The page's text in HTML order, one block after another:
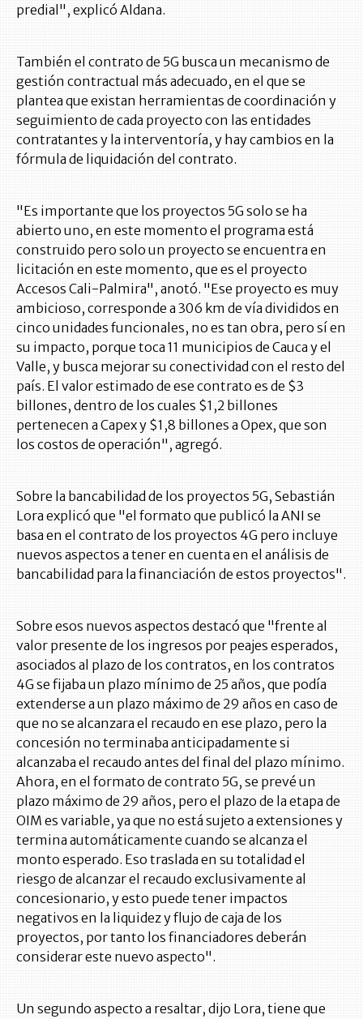
predial", explicó Aldana.
También el contrato de 5G busca un mecanismo de
gestión contractual más adecuado, en el que se
plantea que existan herramientas de coordinación y
seguimiento de cada proyecto con las entidades
contratantes y la interventoría, y hay cambios en la
fórmula de liquidación del contrato.
"Es importante que los proyectos 5G solo se ha
abierto uno, en este momento el programa está
construido pero solo un proyecto se encuentra en
licitación en este momento, que es el proyecto
Accesos Cali-Palmira", anotó. "Ese proyecto es muy
ambicioso, corresponde a 306 km de vía divididos en
cinco unidades funcionales, no es tan obra, pero sí en
su impacto, porque toca 11 municipios de Cauca y el
Valle, y busca mejorar su conectividad con el resto del
país. El valor estimado de ese contrato es de $3
billones, dentro de los cuales $1,2 billones
pertenecen a Capex y $1,8 billones a Opex, que son
los costos de operación", agregó.
Sobre la bancabilidad de los proyectos 5G, Sebastián
Lora explicó que "el formato que publicó la ANI se
basa en el contrato de los proyectos 4G pero incluye
nuevos aspectos a tener en cuenta en el análisis de
bancabilidad para la financiación de estos proyectos".
Sobre esos nuevos aspectos destacó que "frente al
valor presente de los ingresos por peajes esperados,
asociados al plazo de los contratos, en los contratos
4G se fijaba un plazo mínimo de 25 años, que podía
extenderse a un plazo máximo de 29 años en caso de
que no se alcanzara el recaudo en ese plazo, pero la
concesión no terminaba anticipadamente si
alcanzaba el recaudo antes del final del plazo mínimo.
Ahora, en el formato de contrato 5G, se prevé un
plazo máximo de 29 años, pero el plazo de la etapa de
OIM es variable, ya que no está sujeto a extensiones y
termina automáticamente cuando se alcanza el
monto esperado. Eso traslada en su totalidad el
riesgo de alcanzar el recaudo exclusivamente al
concesionario, y esto puede tener impactos
negativos en la liquidez y flujo de caja de los
proyectos, por tanto los financiadores deberán
considerar este nuevo aspecto".
Un segundo aspecto a resaltar, dijo Lora, tiene que